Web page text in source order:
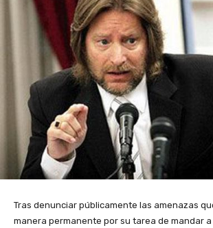
Tras denunciar públicamente las amenazas
manera permanente por su tarea de mandar